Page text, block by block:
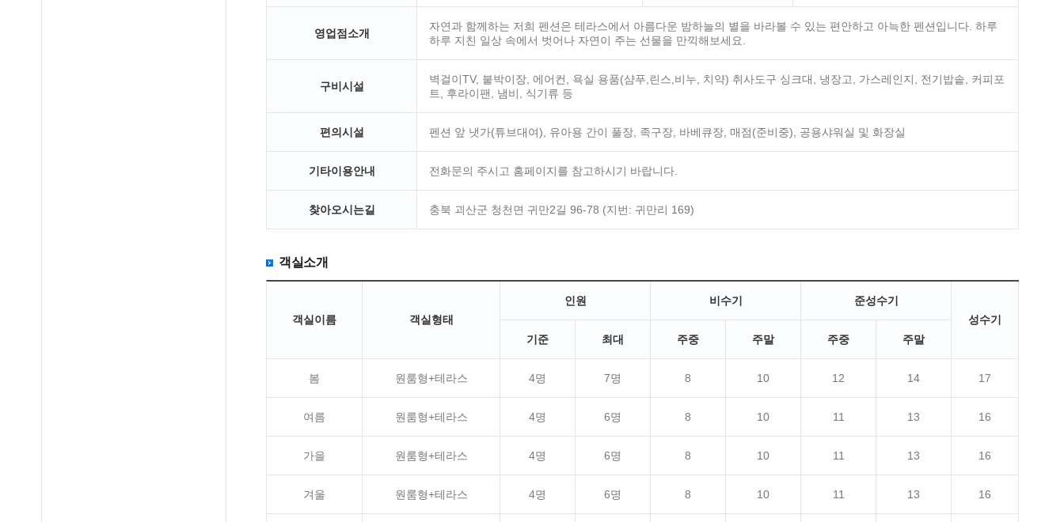
영업점소개
자연과 함께하는 저희 펜션은 테라스에서 아름다운 밤하늘의 별을 바라볼 수 있는 편안하고 아늑한 펜션입니다. 하루
하루 지친 일상 속에서 벗어나 자연이 주는 선물을 만끽해보세요.
구비시설
벽걸이TV, 붙박이장, 에어컨, 욕실 용품(샴푸,린스,비누, 치약) 취사도구 싱크대, 냉장고, 가스레인지, 전기밥솥, 커피포
트, 후라이팬, 냄비, 식기류 등
편의시설 펜션 앞 냇가(튜브대여), 유아용 간이 풀장, 족구장, 바베큐장, 매점(준비중), 공용샤워실 및 화장실
기타이용안내 전화문의 주시고 홈페이지를 참고하시기 바랍니다.
찾아오시는길 충북 괴산군 청천면 귀만2길 96-78 (지번: 귀만리 169)
객실소개
객실이름 객실형태
인원 비수기
준성수기
성수기
기준
최대 주중 주말 주중 주말
봄 원룸형+테라스 4명 7명 8 10 12 14 17
여름 원룸형+테라스 4명 6명 8 10 11 13 16
가을 원룸형+테라스 4명 6명 8 10 11 13 16
겨울 원룸형+테라스 4명 6명 8 10 11 13 16